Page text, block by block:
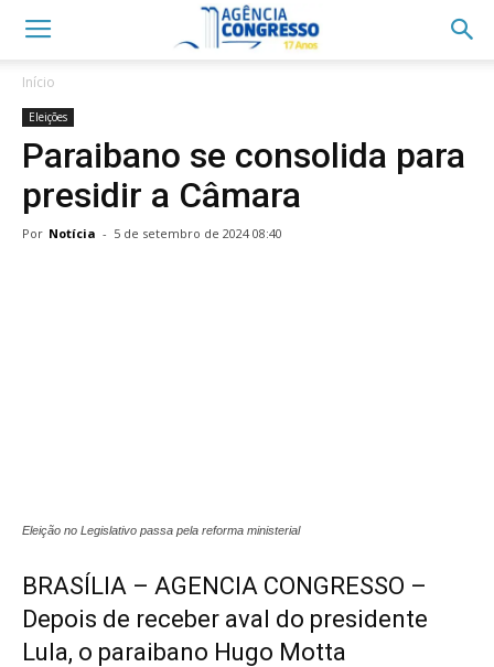
Início
Eleições
Paraibano se consolida para
presidir a Câmara
Por Notícia - 5 de setembro de 2024 08:40
Eleição no Legislativo passa pela reforma ministerial
BRASÍLIA – AGENCIA CONGRESSO –
Depois de receber aval do presidente
Lula, o paraibano Hugo Motta